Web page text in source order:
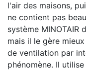
l'air des maisons,
ne contient pas
système MINOTAIR
mais il le gère
de ventilation par
phénomène. Il